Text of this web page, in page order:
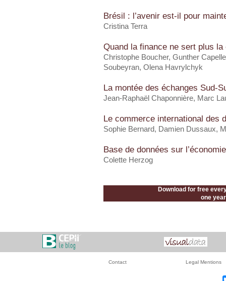
Brésil : l’avenir est-il pour
Cristina Terra
Quand la finance ne sert plus
Christophe Boucher, Gunther
Soubeyran, Olena Havrylchyk
La montée des échanges Sud-
Jean-Raphaël Chaponnière, Marc
Le commerce international des
Sophie Bernard, Damien Dussaux,
Base de données sur
Colette Herzog
Download for free
one
Contact Legal Mentions